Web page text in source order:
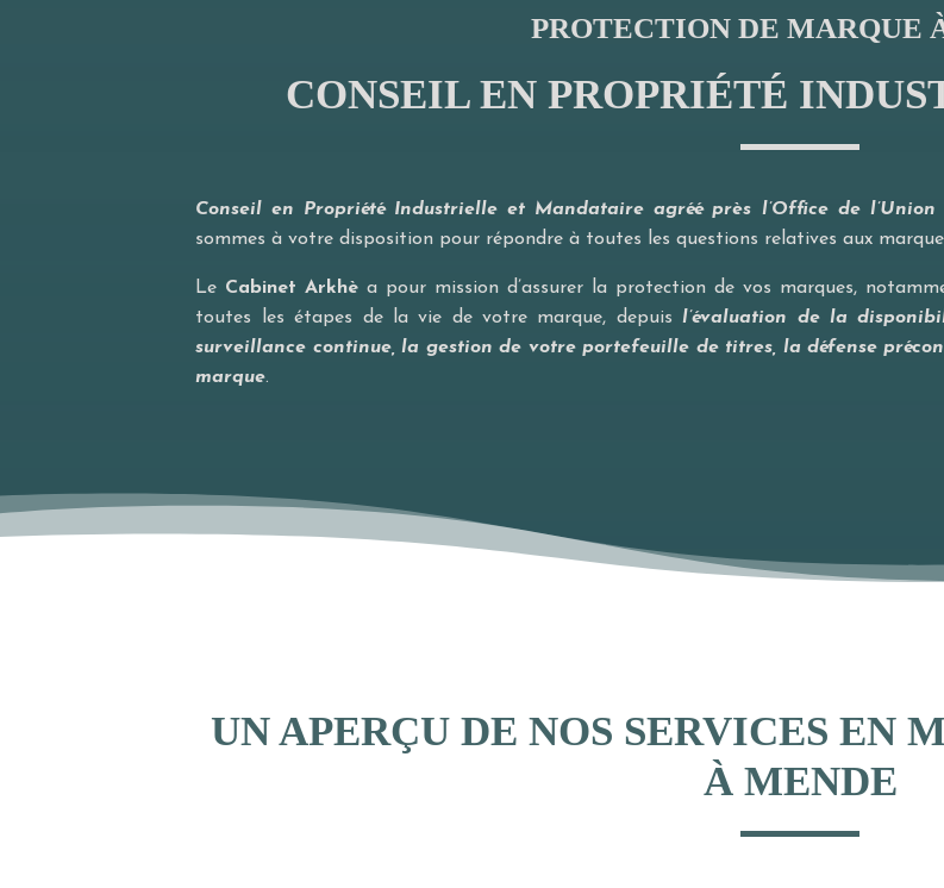
PROTECTION DE MARQUE
CONSEIL EN PROPRIÉTÉ
Conseil en Propriété Industrielle et Mandataire agréé près l’Office de
sommes à votre disposition pour répondre à toutes les questions relatives aux
Le Cabinet Arkhè a pour mission d’assurer la protection de vos marques,
toutes les étapes de la vie de votre marque, depuisl’évaluation de la
surveillance continue, la gestion de votre portefeuille de titres, la défense
marque.
UN APERÇU DE NOS SERVICES EN
À MENDE